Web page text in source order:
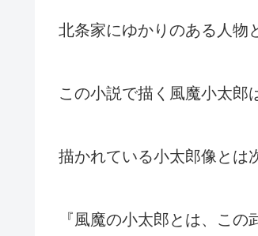
北条家にゆかりのある人物
この小説で描く風魔小太郎
描かれている小太郎像とは
『風魔の小太郎とは、こ